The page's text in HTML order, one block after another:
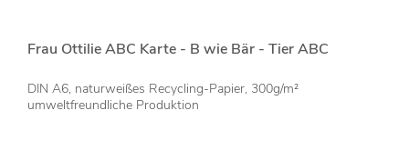
Frau Ottilie ABC Karte - B wie Bär - Tier ABC
DIN A6, naturweißes Recycling-Papier, 300g/m²
umweltfreundliche Produktion